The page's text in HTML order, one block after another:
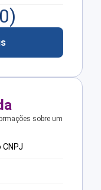
)
sobre um